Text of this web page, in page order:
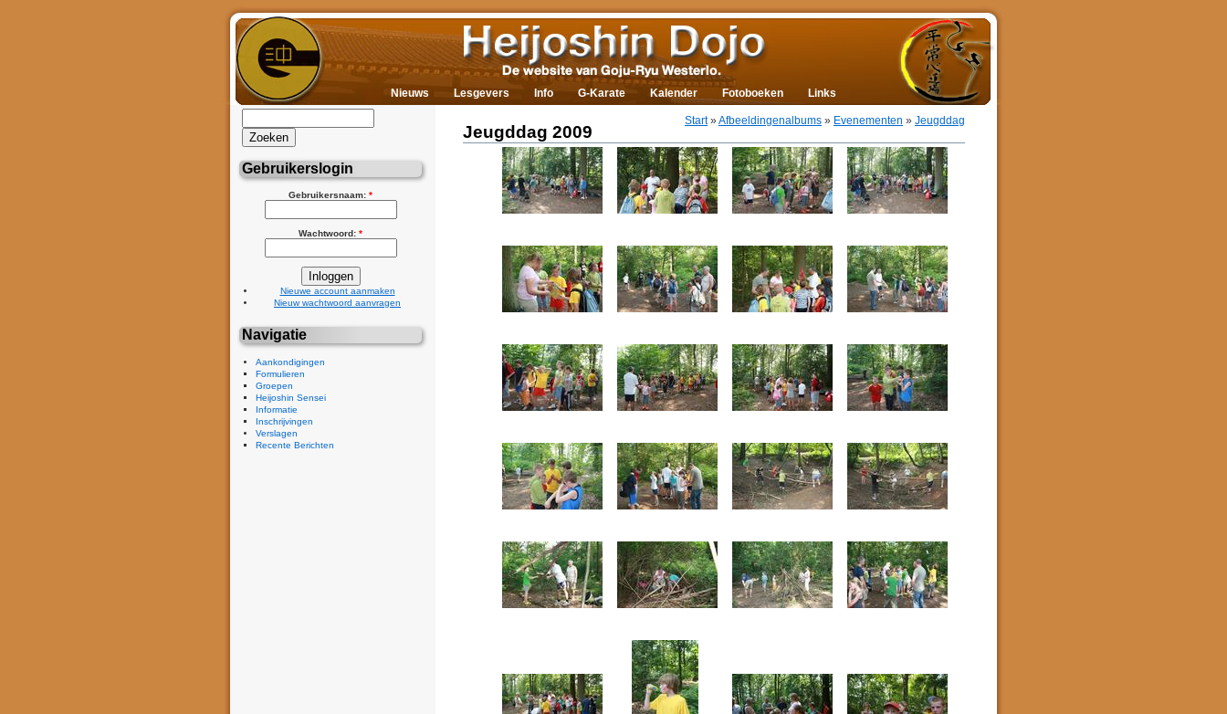
Nieuws Lesgevers Info G-Karate Kalender Fotoboeken Links
Gebruikerslogin
Gebruikersnaam: *
Wachtwoord: *
Nieuwe account aanmaken
Nieuw wachtwoord aanvragen
Navigatie
Aankondigingen
Formulieren
Groepen
Heijoshin Sensei
Informatie
Inschrijvingen
Verslagen
Recente Berichten
Start»Afbeeldingenalbums » Evenementen » Jeugddag
Jeugddag 2009